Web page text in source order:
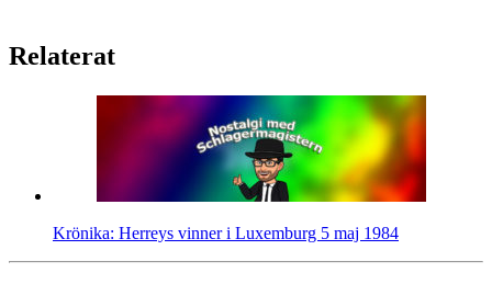
Relaterat
Krönika: Herreys vinner i Luxemburg 5 maj 1984